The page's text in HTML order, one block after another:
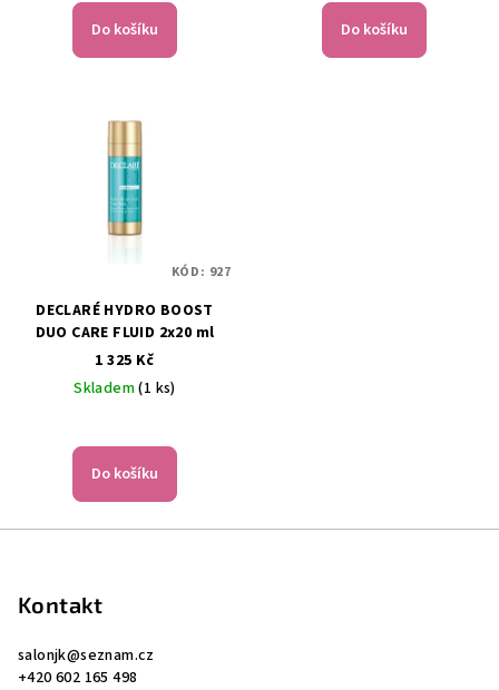
Do košíku Do košíku
DECLARÉ HYDRO BOOST
DUO CARE FLUID 2x20 ml
1 325 Kč
Skladem(1 ks)
Do košíku
KÓD: 927
Kontakt
salonjk@seznam.cz
+420 602 165 498